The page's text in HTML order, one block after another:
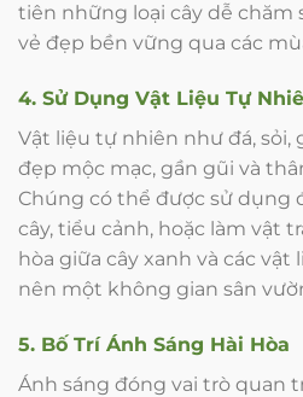
tiên những loại cây dễ chăm
vẻ đẹp bền vững qua các
4. Sử Dụng Vật Liệu Tự
Vật liệu tự nhiên như đá, sỏi,
đẹp mộc mạc, gần gũi và
Chúng có thể được sử dụng
cây, tiểu cảnh, hoặc làm vật
hòa giữa cây xanh và các
nên một không gian sân
5. Bố Trí Ánh Sáng Hài Hòa
Ánh sáng đóng vai trò quan